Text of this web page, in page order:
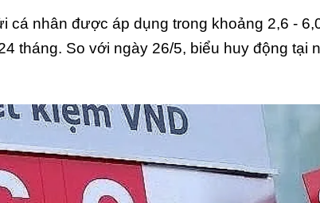
cá nhân được áp dụng trong khoảng 2,6 -
tháng. So với ngày 26/5, biểu huy động tại